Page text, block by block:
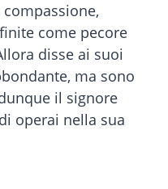
come pecore
disse ai suoi
ma sono
il signore
operai nella sua